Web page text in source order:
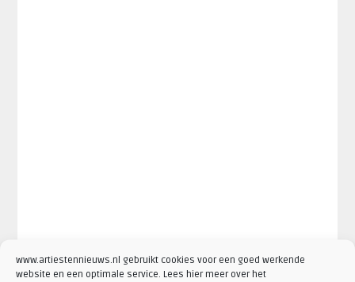
www.artiestennieuws.nl gebruikt cookies voor een goed werkende
website en een optimale service. Lees hier meer over het